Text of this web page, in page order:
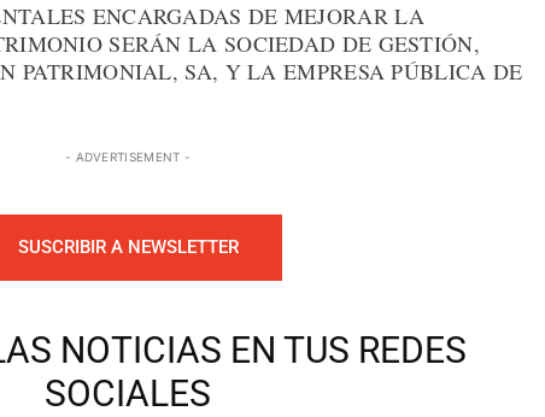
ENCARGADAS DE MEJORAR LA
SERÁN LA SOCIEDAD DE GESTIÓN,
PATRIMONIAL, SA, Y LA EMPRESA PÚBLICA DE
- ADVERTISEMENT -
SUSCRIBIR A NEWSLETTER
NOTICIAS EN TUS REDES
SOCIALES